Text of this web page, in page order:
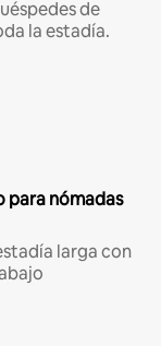
de
la estadía.
para nómadas
larga con